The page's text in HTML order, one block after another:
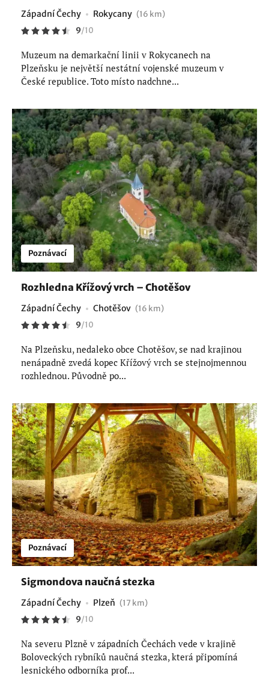
Západní Čechy Rokycany (16 km)
9/10
Muzeum na demarkační linii v Rokycanech na
Plzeňsku je největší nestátní vojenské muzeum v
České republice. Toto místo nadchne...
Poznávací
Rozhledna Křížový vrch – Chotěšov
Západní Čechy Chotěšov (16 km)
9/10
Na Plzeňsku, nedaleko obce Chotěšov, se nad krajinou
nenápadně zvedá kopec Křížový vrch se stejnojmennou
rozhlednou. Původně po...
Poznávací
Sigmondova naučná stezka
Západní Čechy Plzeň (17 km)
9/10
Na severu Plzně v západních Čechách vede v krajině
Boloveckých rybníků naučná stezka, která připomíná
lesnického odborníka prof...